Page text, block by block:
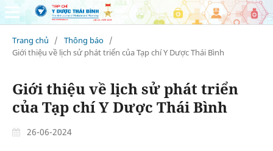
Trang chủ / Thông báo /
Giới thiệu về lịch sử phát triển của Tạp chí Y Dược Thái Bình
Giới thiệu về lịch sử phát triển
của Tạp chí Y Dược Thái Bình
26-06-2024